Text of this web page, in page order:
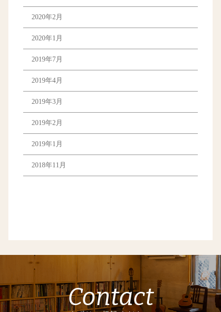
2020年2月
2020年1月
2019年7月
2019年4月
2019年3月
2019年2月
2019年1月
2018年11月
Contact